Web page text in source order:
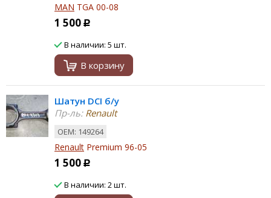
MAN TGA 00-08
1 500 Р
В наличии: 5 шт.
В корзину
Шатун DCI б/у
Пр-ль:Renault
ОЕМ: 149264
Renault Premium 96-05
1 500 Р
В наличии: 2 шт.